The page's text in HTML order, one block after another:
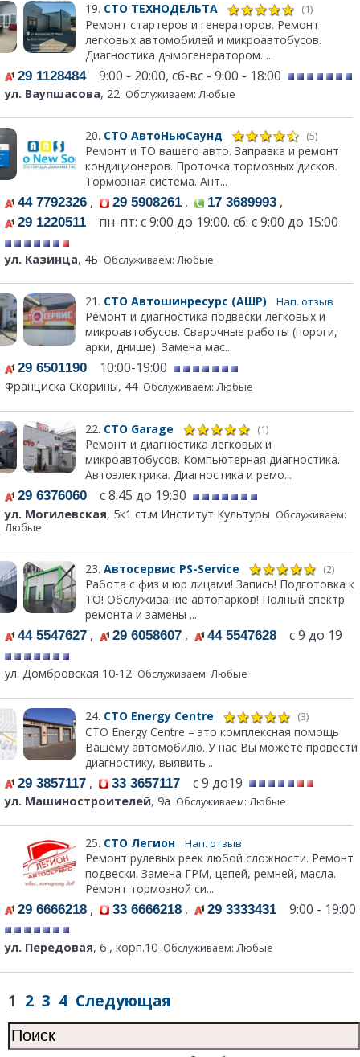
19. СТО ТЕХНОДЕЛЬТА (1)
Ремонт стартеров и генераторов. Ремонт
легковых автомобилей и микроавтобусов.
Диагностика дымогенератором. ...
29 11284849:00 - 20:00, сб-вс - 9:00 - 18:00
ул. Ваупшасова, 22 Обслуживаем: Любые
20. СТО АвтоНьюСаунд (5)
Ремонт и ТО вашего авто. Заправка и ремонт
кондиционеров. Проточка тормозных дисков.
Тормозная система. Ант...
44 7792326 , 29 5908261 , 17 3689993 ,
29 1220511 пн-пт: с 9:00 до 19:00. сб: с 9:00 до 15:00
ул. Казинца, 4Б Обслуживаем: Любые
21. СТО Автошинресурс (АШР) Нап. отзыв
Ремонт и диагностика подвески легковых и
микроавтобусов. Сварочные работы (пороги,
арки, днище). Замена мас...
29 6501190 10:00-19:00
Франциска Скорины, 44 Обслуживаем: Любые
22. СТО Garage (1)
Ремонт и диагностика легковых и
микроавтобусов. Компьютерная диагностика.
Автоэлектрика. Диагностика и ремо...
29 6376060 с 8:45 до 19:30
ул. Могилевская, 5к1 ст.м Институт Культуры Обслуживаем:
Любые
23. Автосервис PS-Service (2)
Работа с физ и юр лицами! Запись! Подготовка к
ТО! Обслуживание автопарков! Полный спектр
ремонта и замены ...
44 5547627 , 29 6058607 , 44 5547628 с 9 до 19
ул. Домбровская 10-12 Обслуживаем: Любые
24. СТО Energy Centre (3)
СТО Energy Centre – это комплексная помощь
Вашему автомобилю. У нас Вы можете провести
диагностику, выявить...
29 3857117 , 33 3657117 с 9 до19
ул. Машиностроителей, 9а Обслуживаем: Любые
25. СТО Легион Нап. отзыв
Ремонт рулевых реек любой сложности. Ремонт
подвески. Замена ГРМ, цепей, ремней, масла.
Ремонт тормозной си...
29 6666218 , 33 6666218 , 29 3333431 9:00 - 19:00
ул. Передовая, 6 , корп.10 Обслуживаем: Любые
1 2 3 4 Следующая